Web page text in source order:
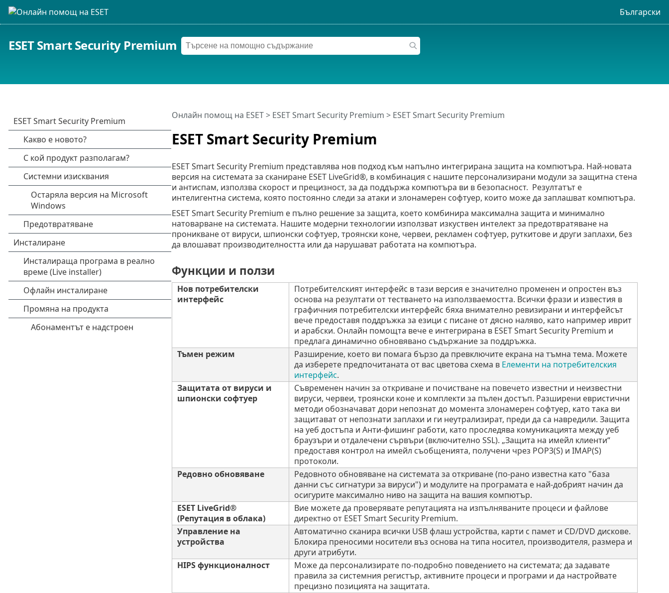
Български
ESET Smart Security Premium
ESET Smart Security Premium
Онлайн помощ на ESET> ESET Smart Security Premium > ESET Smart Security Premium
ESET Smart Security Premium представлява нов подход към напълно интегрирана защита на компютъра. Най-новата
версия на системата за сканиране ESET LiveGrid®, в комбинация с нашите персонализирани модули за защитна стена
и антиспам, използва скорост и прецизност, за да поддържа компютъра ви в безопасност. Резултатът е
интелигентна система, която постоянно следи за атаки и злонамерен софтуер, които може да заплашват компютъра.
ESET Smart Security Premium е пълно решение за защита, което комбинира максимална защита и минимално
натоварване на системата. Нашите модерни технологии използват изкуствен интелект за предотвратяване на
проникване от вируси, шпионски софтуер, троянски коне, червеи, рекламен софтуер, руткитове и други заплахи, без
да влошават производителността или да нарушават работата на компютъра.
Функции и ползи
Нов потребителски
интерфейс
Потребителският интерфейс в тази версия е значително променен и опростен въз
основа на резултати от тестването на използваемостта. Всички фрази и известия в
графичния потребителски интерфейс бяха внимателно ревизирани и интерфейсът
вече предоставя поддръжка за езици с писане от дясно наляво, като например иврит
и арабски. Онлайн помощта вече е интегрирана в ESET Smart Security Premium и
предлага динамично обновявано съдържание за поддръжка.
Тъмен режим
Разширение, което ви помага бързо да превключите екрана на тъмна тема. Можете
да изберете предпочитаната от вас цветова схема в Елементи на потребителския
интерфейс.
Защитата от вируси и
шпионски софтуер
Съвременен начин за откриване и почистване на повечето известни и неизвестни
вируси, червеи, троянски коне и комплекти за пълен достъп. Разширени евристични
методи обозначават дори непознат до момента злонамерен софтуер, като така ви
защитават от непознати заплахи и ги неутрализират, преди да са навредили. Защита
на уеб достъпа и Анти-фишинг работи, като проследява комуникацията между уеб
браузъри и отдалечени сървъри (включително SSL). „Защита на имейл клиенти“
предоставя контрол на имейл съобщенията, получени чрез POP3(S) и IMAP(S)
протоколи.
Редовно обновяване
Редовното обновяване на системата за откриване (по-рано известна като "база
данни със сигнатури за вируси") и модулите на програмата е най-добрият начин да
осигурите максимално ниво на защита на вашия компютър.
ESET LiveGrid®
(Репутация в облака)
Вие можете да проверявате репутацията на изпълняваните процеси и файлове
директно от ESET Smart Security Premium.
Управление на
устройства
Автоматично сканира всички USB флаш устройства, карти с памет и CD/DVD дискове.
Блокира преносими носители въз основа на типа носител, производителя, размера и
други атрибути.
HIPS функционалност
Може да персонализирате по-подробно поведението на системата; да задавате
правила за системния регистър, активните процеси и програми и да настройвате
прецизно позицията на защитата.